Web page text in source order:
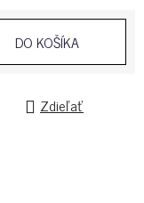
DO KOŠÍKA
Zdieľať